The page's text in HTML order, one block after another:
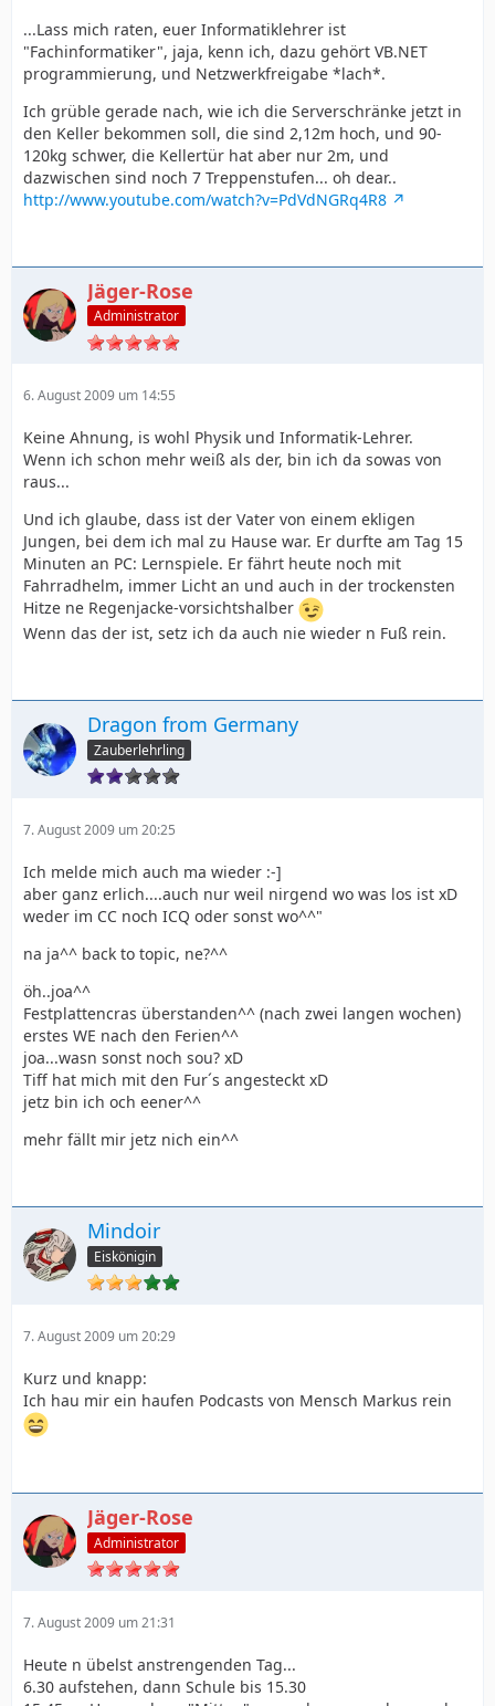
...Lass mich raten, euer Informatiklehrer ist
"Fachinformatiker", jaja, kenn ich, dazu gehört VB.NET
programmierung, und Netzwerkfreigabe *lach*.
Ich grüble gerade nach, wie ich die Serverschränke jetzt in
den Keller bekommen soll, die sind 2,12m hoch, und 90-
120kg schwer, die Kellertür hat aber nur 2m, und
dazwischen sind noch 7 Treppenstufen... oh dear..
http://www.youtube.com/watch?v=PdVdNGRq4R8
Jäger-Rose
Administrator
6. August 2009 um 14:55
Keine Ahnung, is wohl Physik und Informatik-Lehrer.
Wenn ich schon mehr weiß als der, bin ich da sowas von
raus...
Und ich glaube, dass ist der Vater von einem ekligen
Jungen, bei dem ich mal zu Hause war. Er durfte am Tag 15
Minuten an PC: Lernspiele. Er fährt heute noch mit
Fahrradhelm, immer Licht an und auch in der trockensten
Hitze ne Regenjacke-vorsichtshalber
Wenn das der ist, setz ich da auch nie wieder n Fuß rein.
Dragon from Germany
Zauberlehrling
7. August 2009 um 20:25
Ich melde mich auch ma wieder :-]
aber ganz erlich....auch nur weil nirgend wo was los ist xD
weder im CC noch ICQ oder sonst wo^^"
na ja^^ back to topic, ne?^^
öh..joa^^
Festplattencras überstanden^^ (nach zwei langen wochen)
erstes WE nach den Ferien^^
joa...wasn sonst noch sou? xD
Tiff hat mich mit den Fur´s angesteckt xD
jetz bin ich och eener^^
mehr fällt mir jetz nich ein^^
Mindoir
Eiskönigin
7. August 2009 um 20:29
Kurz und knapp:
Ich hau mir ein haufen Podcasts von Mensch Markus rein
Jäger-Rose
Administrator
7. August 2009 um 21:31
Heute n übelst anstrengenden Tag...
6.30 aufstehen, dann Schule bis 15.30